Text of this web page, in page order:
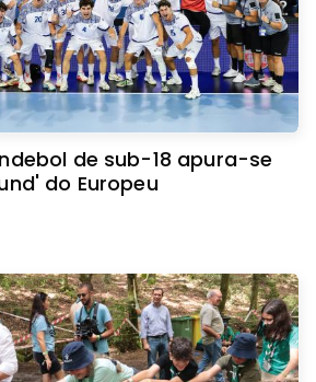
de sub-18 apura-se
do Europeu